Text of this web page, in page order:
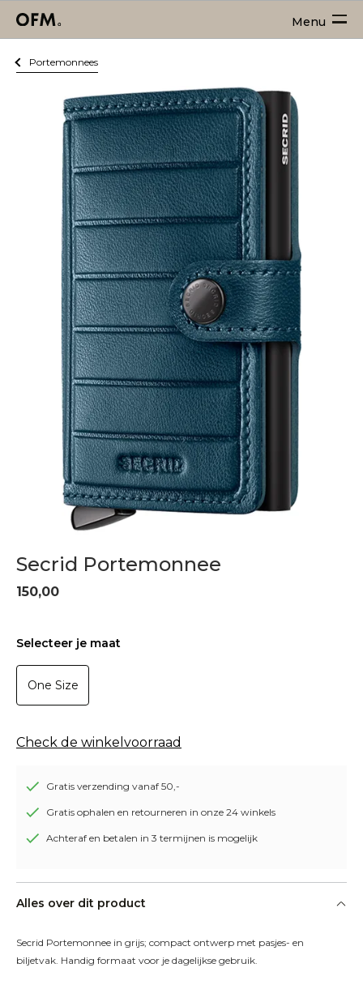
Menu
Portemonnees
Secrid Portemonnee
150,00
Selecteer je maat
One Size
Check de winkelvoorraad
Gratis verzending vanaf 50,-
Gratis ophalen en retourneren in onze 24 winkels
Achteraf en betalen in 3 termijnen is mogelijk
Alles over dit product
Secrid Portemonnee in grijs; compact ontwerp met pasjes- en
biljetvak. Handig formaat voor je dagelijkse gebruik.